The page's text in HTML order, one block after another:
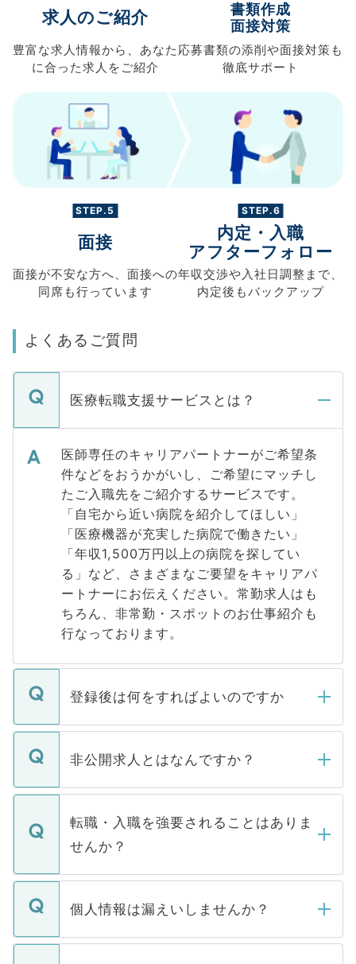
求人のご紹介
豊富な求人情報から、 あなた
に合った求人を ご紹介
書類作成
面接対策
応募書類の添削や面接対策も
徹底サポート
STEP.5
面接
面接が不安な方へ、 面接への
同席も行っています
STEP.6
内定・入職
アフターフォロー
年収交渉や入社日調整まで、
内定後もバックアップ
よくあるご質問
医療転職支援サービスとは？
医師専任のキャリアパートナーがご希望条
件などをおうかがいし、ご希望にマッチし
たご入職先をご紹介するサービスです。
「自宅から近い病院を紹介してほしい」
「医療機器が充実した病院で働きたい」
「年収1,500万円以上の病院を探してい
る」など、さまざまなご要望をキャリアパ
ートナーにお伝えください。常勤求人はも
ちろん、非常勤・スポットのお仕事紹介も
行なっております。
登録後は何をすればよいのですか
ご登録いただきましたら、弊社担当者がご
登録内容を確認し、その後メールもしくは
ます。通常、5営業日以内にはご連絡をせて
いただきますので、しばらくお待ちくださ
非公開求人とはなんですか？
マイナビDOCTORで取り扱っている求人の
うち約3割は、Webサイトからご覧いただ
けない「非公開求人」です。非公開求人は
下記の理由によって、一般には公開してい
ません。
■応募殺到を避けるため 人気のある医療機
関を公にしてしまうと、応募が殺到する場
転職・入職を強要されることはありま
せんか？
転職・入職を強要することは一切ありませ
ん。また、仮に応募先から内定をいただい
定を承諾する必要はありません。内定先へ
個人情報は漏えいしませんか？
個人情報が漏えいすることはありませんの